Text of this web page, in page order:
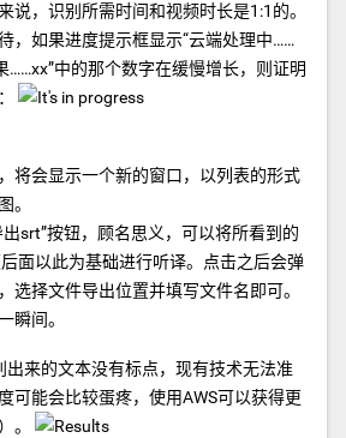
说，识别所需时间和视频时长是1:1的。
，如果进度提示框显示“云端处理中……
……xx”中的那个数字在缓慢增长，则证明
将会显示一个新的窗口，以列表的形式
。
srt”按钮，顾名思义，可以将所看到的
面以此为基础进行听译。点击之后会弹
选择文件导出位置并填写文件名即可。
瞬间。
出来的文本没有标点，现有技术无法准
可能会比较蛋疼，使用AWS可以获得更
。